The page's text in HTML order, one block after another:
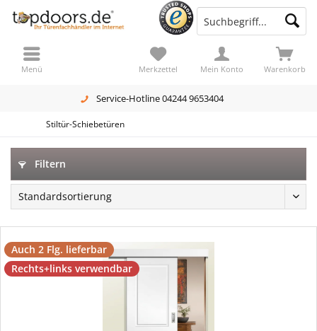
Service-Hotline 04244 9653404
Warenkorb
Merkzettel Mein Konto
Menü
Stiltür-Schiebetüren
Filtern
Auch 2 Flg. lieferbar
Rechts+links verwendbar